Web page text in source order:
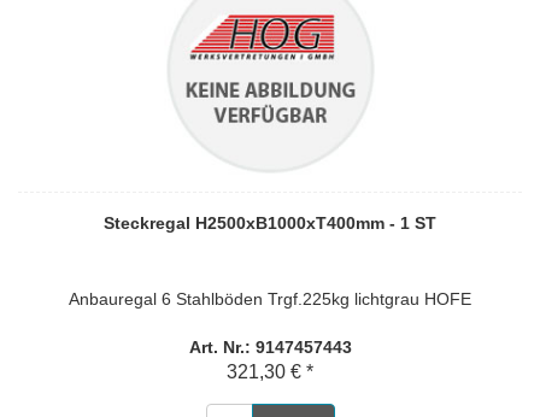
Steckregal H2500xB1000xT400mm - 1 ST
Anbauregal 6 Stahlböden Trgf.225kg lichtgrau HOFE
Art. Nr.: 9147457443
321,30 € *